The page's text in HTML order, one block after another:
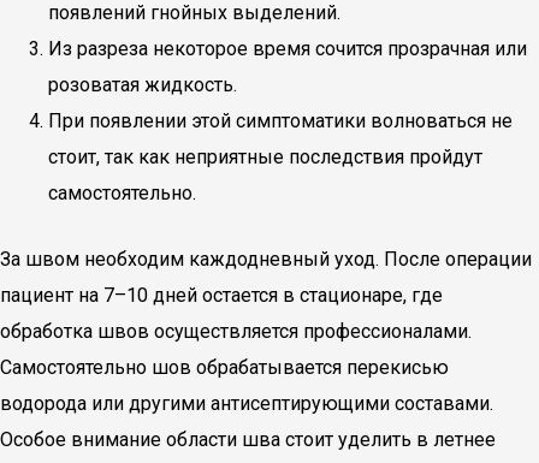
появлений гнойных выделений.
Из разреза некоторое время сочится прозрачная или
розоватая жидкость.
При появлении этой симптоматики волноваться не
стоит, так как неприятные последствия пройдут
самостоятельно.
За швом необходим каждодневный уход. После операции
пациент на 7–10 дней остается в стационаре, где
обработка швов осуществляется профессионалами.
Самостоятельно шов обрабатывается перекисью
водорода или другими антисептирующими составами.
Особое внимание области шва стоит уделить в летнее